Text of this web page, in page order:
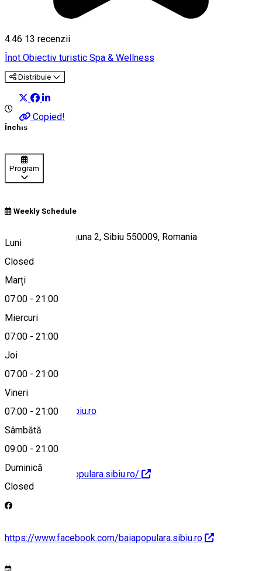
4.46 13 recenzii
Înot Obiectiv turistic Spa & Wellness
Distribuie
Copied!
Închis
Program
Weekly Schedule
Luni
Closed
Marți
07:00 - 21:00
Miercuri
07:00 - 21:00
Joi
07:00 - 21:00
Vineri
07:00 - 21:00
Sâmbătă
09:00 - 21:00
Duminică
Closed
Strada Andrei Șaguna 2, Sibiu 550009, Romania
Hartă
baia.populara@sibiu.ro
http://www.baiapopulara.sibiu.ro/
https://www.facebook.com/baiapopulara.sibiu.ro